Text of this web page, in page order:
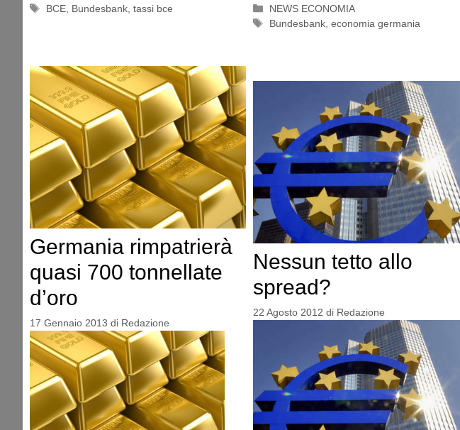
Tag
BCE Bundesbank ,tassi bce Categorie
NEWS ECONOMIA
Tag
Bundesbank ,economia germania
Germania rimpatrierà
quasi 700 tonnellate
d’oro
17 Gennaio 2013 di Redazione
Nessun tetto allo
spread?
22 Agosto 2012 di Redazione